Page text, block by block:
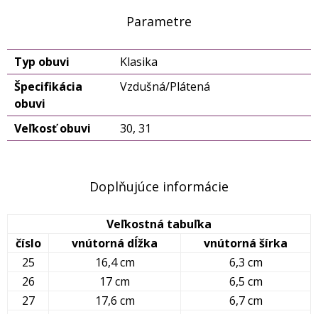
Parametre
Typ obuvi
Klasika
Špecifikácia
obuvi
Vzdušná/Plátená
Veľkosť obuvi 30, 31
Doplňujúce informácie
Veľkostná tabuľka
číslo
vnútorná dĺžka
vnútorná šírka
25
16,4 cm
6,3 cm
26
17 cm
6,5 cm
27
17,6 cm
6,7 cm